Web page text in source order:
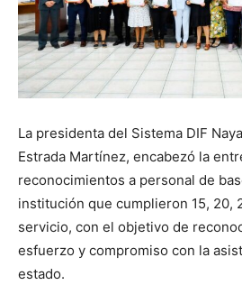
La presidenta del Sistema DIF
Estrada Martínez, encabezó la
reconocimientos a personal de
institución que cumplieron 15, 20,
servicio, con el objetivo de
esfuerzo y compromiso con la
estado.